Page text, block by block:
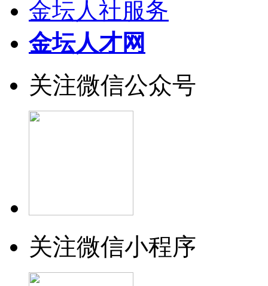
金坛人社服务
金坛人才网
关注微信公众号
关注微信小程序